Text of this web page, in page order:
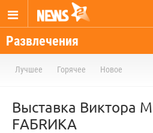
Развлечения
Лучшее Горячее Новое
Выставка Виктора
FАБRИКА